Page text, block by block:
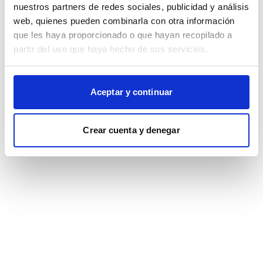
nuestros partners de redes sociales, publicidad y análisis
web, quienes pueden combinarla con otra información
que les haya proporcionado o que hayan recopilado a
partir del uso que haya hecho de sus servicios.
Aceptar y continuar
Crear cuenta y denegar
browser console for more information).